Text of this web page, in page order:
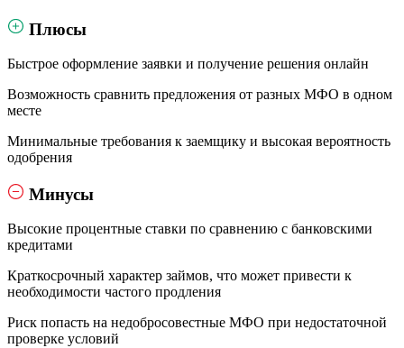
Плюсы
Быстрое оформление заявки и получение решения онлайн
Возможность сравнить предложения от разных МФО в одном
месте
Минимальные требования к заемщику и высокая вероятность
одобрения
Минусы
Высокие процентные ставки по сравнению с банковскими
кредитами
Краткосрочный характер займов, что может привести к
необходимости частого продления
Риск попасть на недобросовестные МФО при недостаточной
проверке условий